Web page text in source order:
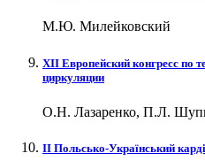
М.Ю. Милейковский
XII Европейский конгресс по
циркуляции
О.Н. Лазаренко, П.Л.
II Польсько-Український